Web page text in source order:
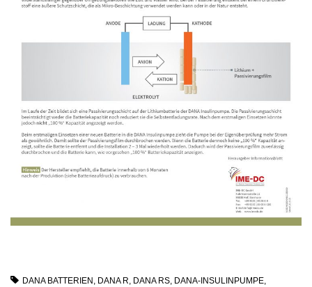
DANA BATTERIEN , DANA R, DANA RS, DANA-INSULINPUMPE,